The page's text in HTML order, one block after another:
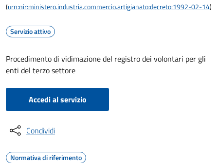
(urn:nir:ministero.industria.commercio.artigianato:decreto:1992-02-14)
Servizio attivo
Procedimento di vidimazione del registro dei volontari per gli
enti del terzo settore
Accedi al servizio
Condividi
Normativa di riferimento